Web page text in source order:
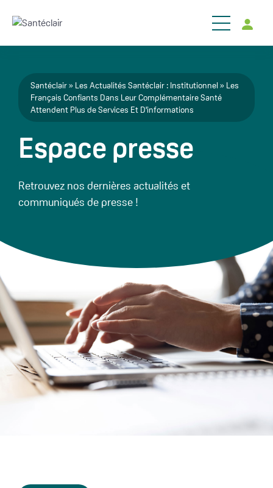
Fil d'Ariane
Santéclair Les Actualités Santéclair : Institutionnel
Les
Français Confiants Dans Leur Complémentaire Santé
Attendent Plus de Services Et D'informations
Espace presse
Retrouvez nos dernières actualités et
communiqués de presse !